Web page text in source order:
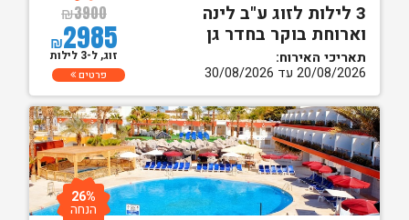
3 לילות לזוג ע"ב לינה
וארוחת בוקר בחדר גן
תאריכי האירוח:
20/08/2026 עד 30/08/2026
₪3900
₪2985
זוג, ל-3 לילות
פרטים
26%
הנחה